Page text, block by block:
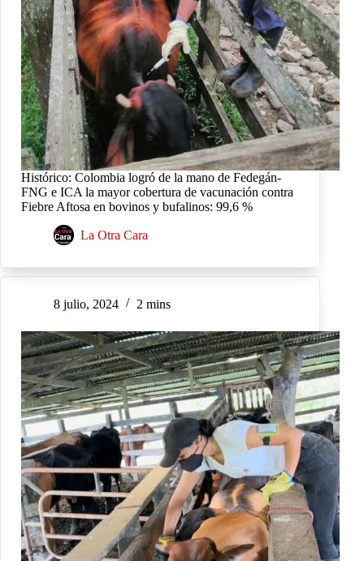
Histórico: Colombia logró de la mano de Fedegán-
FNG e ICA la mayor cobertura de vacunación contra
Fiebre Aftosa en bovinos y bufalinos: 99,6 %
La Otra Cara
8 julio, 2024 2 mins